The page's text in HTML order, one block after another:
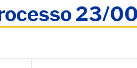
23/